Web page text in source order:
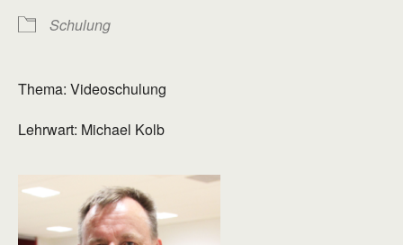
Schulung
Thema: Videoschulung
Lehrwart: Michael Kolb